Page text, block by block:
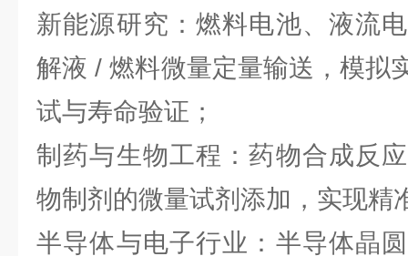
新能源研究：燃料电池、液流
解液 / 燃料微量定量输送，模拟
试与寿命验证；
制药与生物工程：药物合成反
物制剂的微量试剂添加，实现精
半导体与电子行业：半导体晶